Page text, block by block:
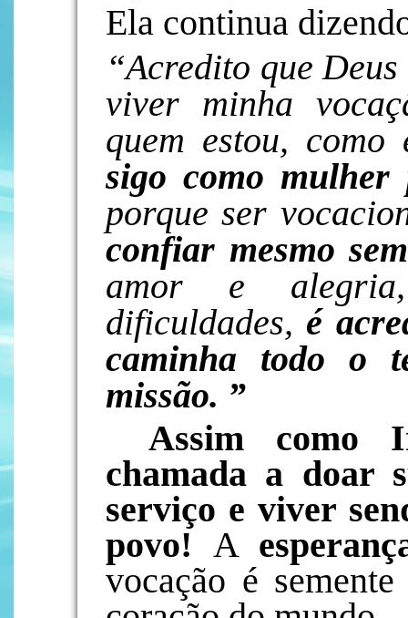
Ela continua
“Acredito que
viver minha
quem estou,
sigo como mulher
porque ser
confiar mesmo
amor e
dificuldades, é
caminha todo o
missão. ”
Assim como
chamada a doar
serviço e viver
povo! A
vocação é